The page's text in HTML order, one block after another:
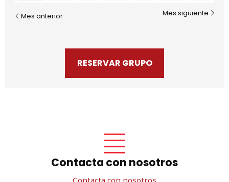
Mes anterior Mes siguiente
RESERVAR GRUPO
Contacta con nosotros
Contacta con nosotros